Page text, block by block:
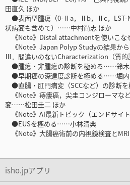
田直久 ほか
●表面型腫瘍（0-Ⅱa，Ⅱb，Ⅱc，LST-
状病変も含めて）……中村尚志 ほか
《Note》Distal attachmentを使いこ
《Note》Japan Polyp Studyの結果か
Ⅲ．間違いのないCharacterization（質的
●腫瘍・非腫瘍の診断を極める……鈴木
●早期癌の深達度診断を極める……堀内
●直腸・肛門病変（SCCなど）の診
《Note》痔瘻癌，尖圭コンジローマな
変……松田圭二 ほか
《Note》AI最新トピック（エンドサイ
●EUSを極める……小林清典
《Note》大腸癌術前の内視鏡検査と
isho.jpアプリ